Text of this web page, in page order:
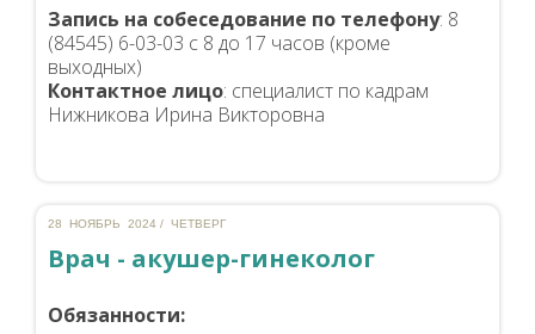
Запись на собеседование по телефону: 8
(84545) 6-03-03 с 8 до 17 часов (кроме
выходных)
Контактное лицо: специалист по кадрам
Нижникова Ирина Викторовна
28 НОЯБРЬ 2024 / ЧЕТВЕРГ
Врач - акушер-гинеколог
Обязанности: